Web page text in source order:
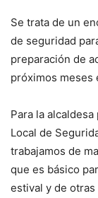
Se trata de un
de seguridad
preparación de
próximos meses
Para la
Local de
trabajamos de
que es básico
estival y de